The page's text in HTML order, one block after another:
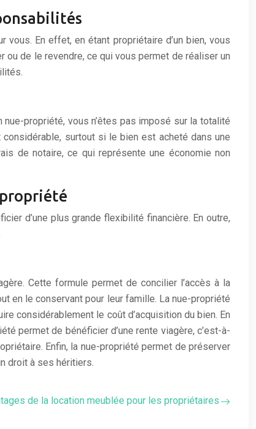
En effet, en étant propriétaire d’un bien, vous
de le revendre, ce qui vous permet de réaliser un
propriété, vous n’êtes pas imposé sur la totalité
surtout si le bien est acheté dans une
de notaire, ce qui représente une économie non
d’une plus grande flexibilité financière. En outre,
Cette formule permet de concilier l’accès à la
en le conservant pour leur famille. La nue-propriété
considérablement le coût d’acquisition du bien. En
permet de bénéficier d’une rente viagère, c’est-à-
Enfin, la nue-propriété permet de préserver
droit à ses héritiers.
de la location meublée pour les propriétaires